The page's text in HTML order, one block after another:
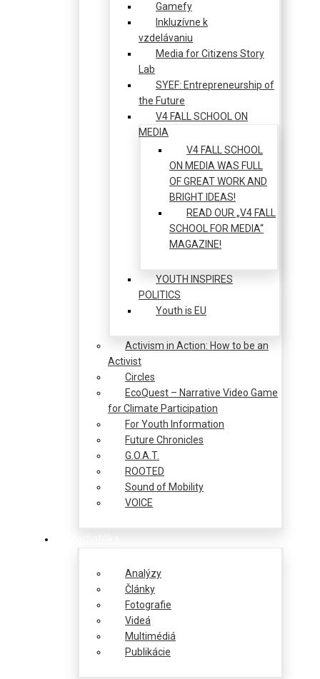
Gamefy
Inkluzívne k
vzdelávaniu
Media for Citizens Story
Lab
SYEF: Entrepreneurship of
the Future
V4 FALL SCHOOL ON
MEDIA
V4 FALL SCHOOL
ON MEDIA WAS FULL
OF GREAT WORK AND
BRIGHT IDEAS!
READ OUR „V4 FALL
SCHOOL FOR MEDIA“
MAGAZINE!
YOUTH INSPIRES
POLITICS
Youth is EU
Activism in Action: How to be an
Activist
Circles
EcoQuest – Narrative Video Game
for Climate Participation
For Youth Information
Future Chronicles
G.O.A.T.
ROOTED
Sound of Mobility
VOICE
Analýzy
Články
Fotografie
Videá
Multimédiá
Publikácie